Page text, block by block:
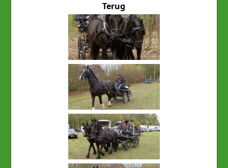
Terug